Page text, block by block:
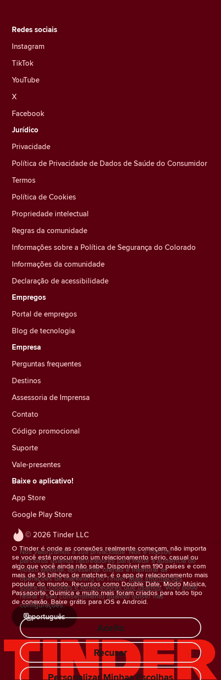
© 2026 Tinder LLC
O Tinder é onde as conexões realmente começam, não importa
se você está procurando um relacionamento sério, casual ou
algo que você ainda não sabe. Disponível em 190 países e com
mais de 55 bilhões de matches, é o app de relacionamento mais
popular do mundo. Recursos como Double Date, Modo Música,
Passaporte, Química e muito mais foram criados para todo tipo
de conexão. Baixe grátis para iOS e Android.
português
Redes sociais
Instagram
TikTok
YouTube
X
Facebook
Jurídico
Privacidade
Política de Privacidade de Dados de Saúde do Consumidor
Termos
Política de Cookies
Propriedade intelectual
Regras da comunidade
Informações sobre a Política de Segurança do Colorado
Informações da comunidade
Declaração de acessibilidade
Empregos
Portal de empregos
Blog de tecnologia
Empresa
Perguntas frequentes
Destinos
Assessoria de Imprensa
Contato
Código promocional
Suporte
Vale-presentes
Baixe o aplicativo!
App Store
Google Play Store
Nós valorizamos a sua privacidade. Nós e nossos
parceiros usamos rastreadores para medir a audiência do
nosso website, apresentar ofertas e melhorar as
operações de marketing do Tinder. Mais informações
sobre os cookies e fornecedores que usamos. Você pode
retirar o seu consentimento quando quiser nas
configurações.
Aceito
Recusar
Personalizar Minhas Escolhas